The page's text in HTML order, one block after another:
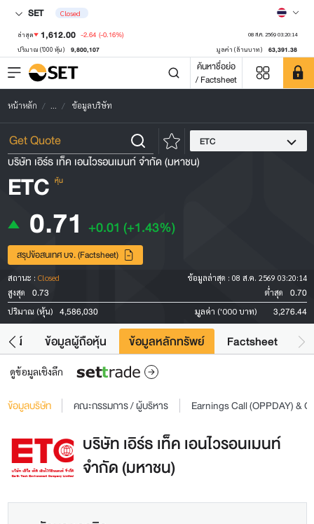
SET Closed
ล่าสุด 1,612.00 -2.64 (-0.16%) 08 ส.ค. 2569 03:20:14
ปริมาณ ('000 หุ้น) 9,800,107 มูลค่า (ล้านบาท) 63,391.38
ค้นหาชื่อย่อ
/ Factsheet
หน้าหลัก ... ข้อมูลบริษัท
ETC
บริษัท เอิร์ธ เท็ค เอนไวรอนเมนท์ จำกัด (มหาชน)
ETC หุ้น
0.71 +0.01 (+1.43%)
สรุปข้อสนเทศ บจ. (Factsheet)
สถานะ : Closed ข้อมูลล่าสุด : 08 ส.ค. 2569 03:20:14
สูงสุด
0.73 ต่ำสุด 0.70
ปริมาณ (หุ้น) 4,586,030 มูลค่า ('000 บาท) 3,276.44
ยชน์ ข้อมูลผู้ถือหุ้น ข้อมูลหลักทรัพย์ Factsheet
ดูข้อมูลเชิงลึก
ข้อมูลบริษัท คณะกรรมการ / ผู้บริหาร Earnings Call (OPPDAY) &
บริษัท เอิร์ธ เท็ค เอนไวรอนเมนท์
จำกัด (มหาชน)